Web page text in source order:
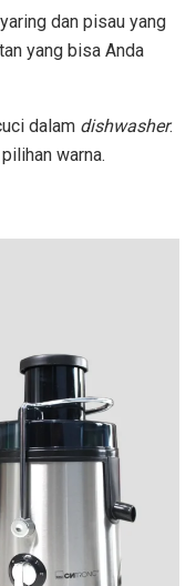
dan pisau yang
yang bisa Anda
dalam dishwasher.
warna.